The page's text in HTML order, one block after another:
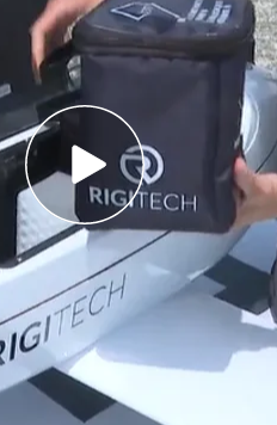
mientras que el dron
drones para transportar
a usar dronespara las
en Noticias Cuatro